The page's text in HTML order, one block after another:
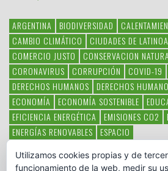
ARGENTINA BIODIVERSIDAD
CAMBIO CLIMÁTICO
CIUDADES DE
COMERCIO JUSTO
CONSERVACION
CORONAVIRUS
CORRUPCIÓN COVID-19
DERECHOS HUMANOS
DERECHOS
ECONOMÍA
ECONOMÍA SOSTENIBLE
EFICIENCIA ENERGÉTICA
EMISIONES CO2
ENERGÍAS RENOVABLES
ESPACIO
HAMBRE LATINOAMÉRICA MEDIO
Utilizamos cookies propias y de
funcionamiento de la web, medir su